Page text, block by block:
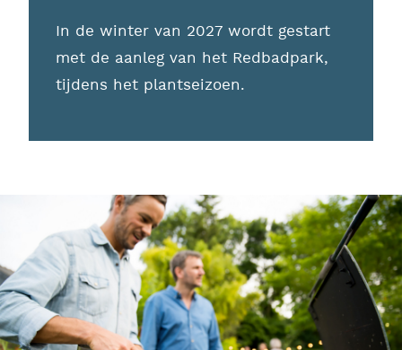
In de winter van 2027 wordt gestart
met de aanleg van het Redbadpark,
tijdens het plantseizoen.